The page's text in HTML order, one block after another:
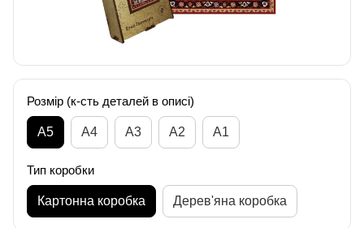
Розмір (к-сть деталей в описі)
А5 А4 A3 A2 A1
Тип коробки
Картонна коробка Дерев'яна коробка